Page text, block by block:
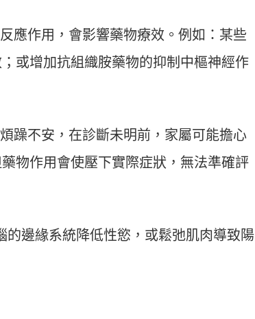
應作用，會影響藥物療效。例如：某些
或增加抗組織胺藥物的抑制中樞神經作
躁不安，在診斷未明前，家屬可能擔心
物作用會使壓下實際症狀，無法準確評
的邊緣系統降低性慾，或鬆弛肌肉導致陽